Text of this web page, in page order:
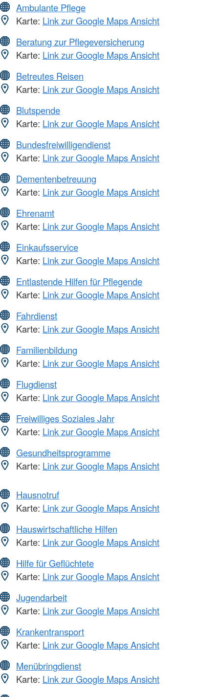
Ambulante Pflege
Karte: Link zur Google Maps Ansicht
Beratung zur Pflegeversicherung
Karte: Link zur Google Maps Ansicht
Betreutes Reisen
Karte: Link zur Google Maps Ansicht
Blutspende
Karte: Link zur Google Maps Ansicht
Bundesfreiwilligendienst
Karte: Link zur Google Maps Ansicht
Dementenbetreuung
Karte: Link zur Google Maps Ansicht
Ehrenamt
Karte: Link zur Google Maps Ansicht
Einkaufsservice
Karte: Link zur Google Maps Ansicht
Entlastende Hilfen für Pflegende
Karte: Link zur Google Maps Ansicht
Fahrdienst
Karte: Link zur Google Maps Ansicht
Familienbildung
Karte: Link zur Google Maps Ansicht
Flugdienst
Karte: Link zur Google Maps Ansicht
Freiwilliges Soziales Jahr
Karte: Link zur Google Maps Ansicht
Gesundheitsprogramme
Karte: Link zur Google Maps Ansicht
Hausnotruf
Karte: Link zur Google Maps Ansicht
Hauswirtschaftliche Hilfen
Karte: Link zur Google Maps Ansicht
Hilfe für Geflüchtete
Karte: Link zur Google Maps Ansicht
Jugendarbeit
Karte: Link zur Google Maps Ansicht
Krankentransport
Karte: Link zur Google Maps Ansicht
Menübringdienst
Karte: Link zur Google Maps Ansicht